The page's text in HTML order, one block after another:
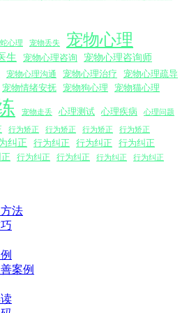
心理 宠物丢失 宠物心理
生 宠物心理咨询 宠物心理咨询师
宠物心理沟通 宠物心理治疗
宠物心理疏导
宠物情绪安抚 宠物狗心理 宠物猫心理
宠物走丢 心理测试 心理疾病 心理问题
行为矫正 行为矫正 行为矫正 行为矫正
纠正 行为纠正 行为纠正
行为纠正
行为纠正 行为纠正 行为纠正 行为纠正
法
案例